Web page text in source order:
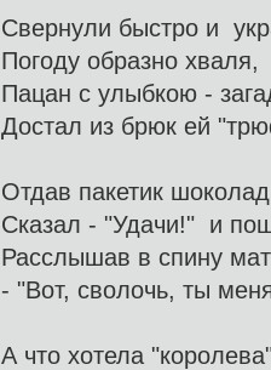
Свернули быстро и
Погоду
Пацан с улыбкою -
Достал из брюк ей
Отдав пакетик
Сказал -
Расслышав в спину
- "Вот, сволочь, ты
А что хотела